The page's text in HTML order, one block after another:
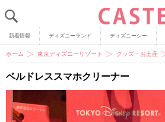
新着情報 ディズニーランド ディズニーシー
ホーム 東京ディズニーリゾート グッズ・お土産
ベルドレススマホクリーナー